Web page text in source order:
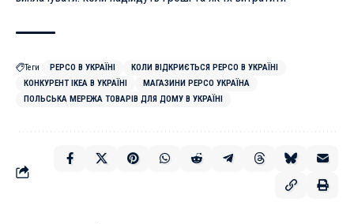
Теги PEPCO В УКРАЇНІ
КОЛИ ВІДКРИЄТЬСЯ PEPCO В УКРАЇНІ
КОНКУРЕНТ IKEA В УКРАЇНІ
МАГАЗИНИ PEPCO УКРАЇНА
ПОЛЬСЬКА МЕРЕЖА ТОВАРІВ ДЛЯ ДОМУ В УКРАЇНІ